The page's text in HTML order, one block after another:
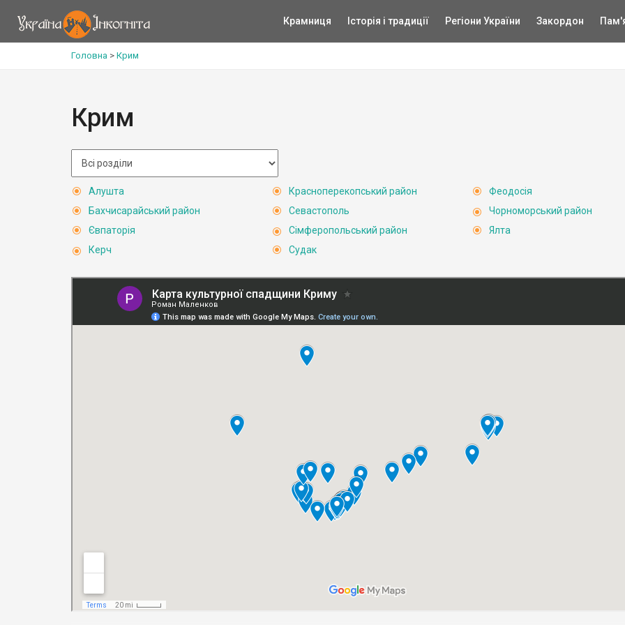
Крамниця Історія і традиції Регіони України Закордон
Головна > Крим
Крим
Алушта
Бахчисарайський район
Євпаторія
Керч
Красноперекопський район
Севастополь
Сімферопольський район
Судак
Феодосія
Чорноморський район
Ялта